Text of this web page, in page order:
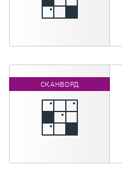
СКАНВОРД